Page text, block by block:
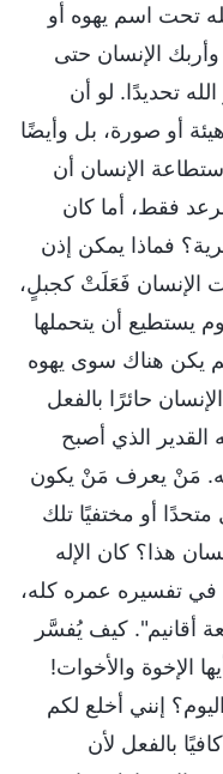
تحت اسم يهوه أو
الإنسان حتى
تحديدًا. لو أن
أو صورة، بل وأيضًا
الإنسان أن
فقط، أما كان
فماذا يمكن إذن
الإنسان فَعَلَتْ كجبلٍ،
يستطيع أن يتحملها
لم يكن هناك سوى يهوه
حائرًا بالفعل
القدير الذي أصبح
مَنْ يعرف مَنْ يكون
أو مختفيًا تلك
هذا؟ كان الإله
في تفسيره عمره كله،
أقانيم". كيف يُفسَّر
الإخوة والأخوات!
إنني أخلع لكم
بالفعل لأن